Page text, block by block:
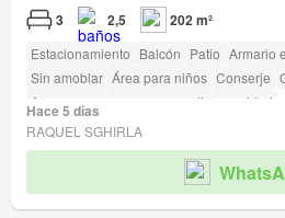
3 2,5 202 m²
Estacionamiento Balcón Patio Armario
Sin amoblar Área para niños Conserje
Acceso para personas con discapacidad
Hace 5 días
RAQUEL SGHIRLA